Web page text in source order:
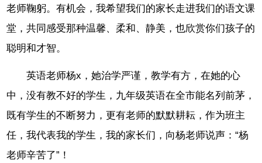
老师鞠躬。有机会，我希望我们的家长走进我们的语文课
堂，共同感受那种温馨、柔和、静美，也欣赏你们孩子的
聪明和才智。
英语老师杨x，她治学严谨，教学有方，在她的心
中，没有教不好的学生，九年级英语在全市能名列前茅，
既有学生的不断努力，更有老师的默默耕耘，作为班主
任，我代表我的学生，我的家长们，向杨老师说声：“杨
老师辛苦了”！